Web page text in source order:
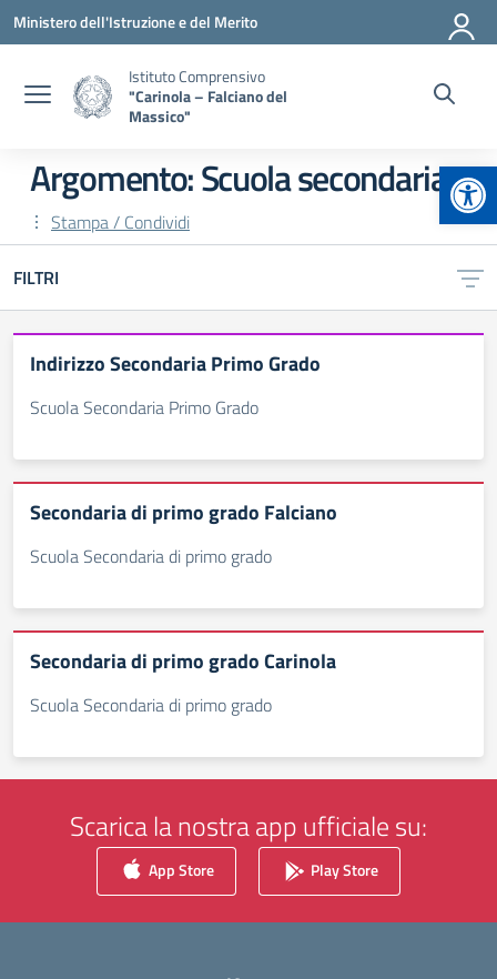
Vai ai contenuti
Vai al menu di navigazione
Vai al footer
Ministero dell'Istruzione e del Merito
Istituto Comprensivo
"Carinola – Falciano del
Massico"
Argomento: Scuola secondaria
Stampa / Condividi
FILTRI
Indirizzo Secondaria Primo Grado
Scuola Secondaria Primo Grado
Secondaria di primo grado Falciano
Scuola Secondaria di primo grado
Secondaria di primo grado Carinola
Scuola Secondaria di primo grado
Scarica la nostra app ufficiale su:
App Store Play Store